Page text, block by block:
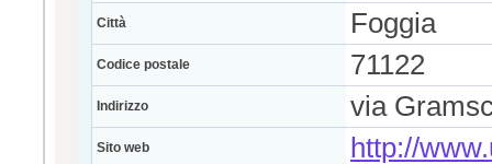
Città Foggia
Codice postale 71122
Indirizzo via
Sito web http://